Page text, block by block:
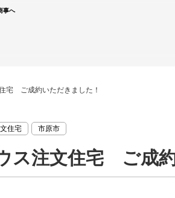
事へ
宅 ご成約いただきました！
住宅 市原市
ス注文住宅 ご成